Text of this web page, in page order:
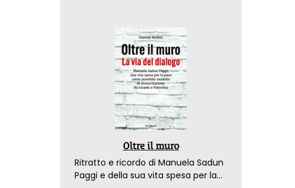
Oltre il muro
Ritratto e ricordo di Manuela Sadun
Paggi e della sua vita spesa per la